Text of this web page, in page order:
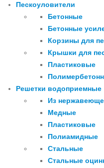
Пескоуловители
Бетонные
Бетонные
Корзины для
Крышки для
Пластиковые
Решетки водоприемные
Из
Медные
Пластиковые
Полиамидные
Стальные
Стальные